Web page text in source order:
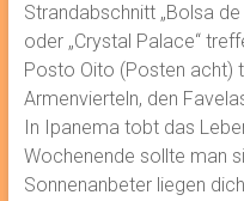
Strandabschnitt „Bolsa
oder „Crystal Palace“
Posto Oito (Posten acht)
Armenvierteln, den
In Ipanema tobt das
Wochenende sollte man
Sonnenanbeter liegen